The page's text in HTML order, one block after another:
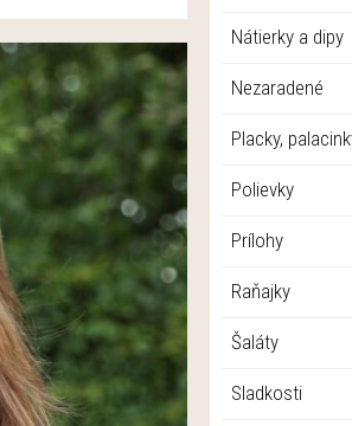
Nátierky a dipy
Nezaradené
Placky,
Polievky
Prílohy
Raňajky
Šaláty
Sladkosti